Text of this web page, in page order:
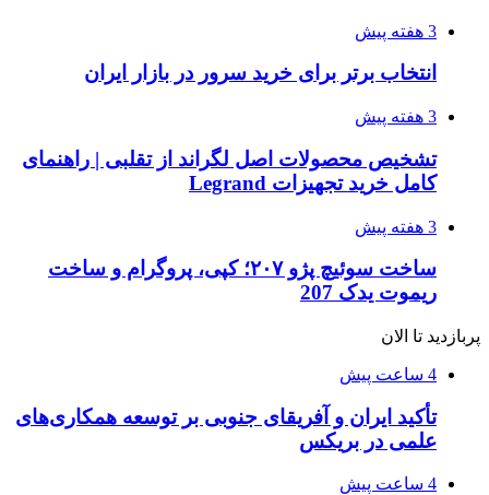
3 هفته پیش
انتخاب برتر برای خرید سرور در بازار ایران
3 هفته پیش
تشخیص محصولات اصل لگراند از تقلبی | راهنمای
کامل خرید تجهیزات Legrand
3 هفته پیش
ساخت سوئیچ پژو ۲۰۷؛ کپی، پروگرام و ساخت
ریموت یدک 207
پربازدید تا الان
4 ساعت پیش
تأکید ایران و آفریقای جنوبی بر توسعه همکاری‌های
علمی در بریکس
4 ساعت پیش